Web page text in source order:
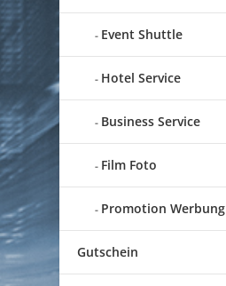
Event Shuttle
Hotel Service
Business Service
Film Foto
Promotion Werbung
Gutschein